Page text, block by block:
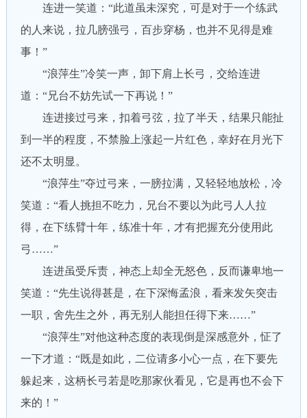
连进一笑道：“此道虽未深究，可是对于一个练武
的人来说，拉几膀强弓，百步穿杨，也并不见得是难
事！”
“浪萍生”冷笑一声，卸下肩上长弓，交给连进
道：“兄台不妨先试一下再说！”
连进接过弓来，扣着弓弦，拉了半天，结果只能扯
到一半的程度，不禁脸上涨起一片红色，幸好在月光下
还不太明显。
“浪萍生”夺过弓来，一膀拉满，又轻轻地放松，冷
笑道：“看人挑担不吃力，兄台不要以为此弓人人拉
得，在下练臂十年，练准十年，才有把握充分使用此
弓……”
连进虽受斥责，神态上却全无怒色，反而谦卑地一
笑道：“先生说得甚是，在下深悔孟浪，看来发矢突击
一职，舍先生之外，再无别人能担任得下来……”
“浪萍生”对他这种态度的表现倒是深感意外，怔了
一下才道：“既是如此，二位请多小心一点，在下要先
躲起来，这柄长弓若是吃那家伙看见，它是再也不会下
来的！”